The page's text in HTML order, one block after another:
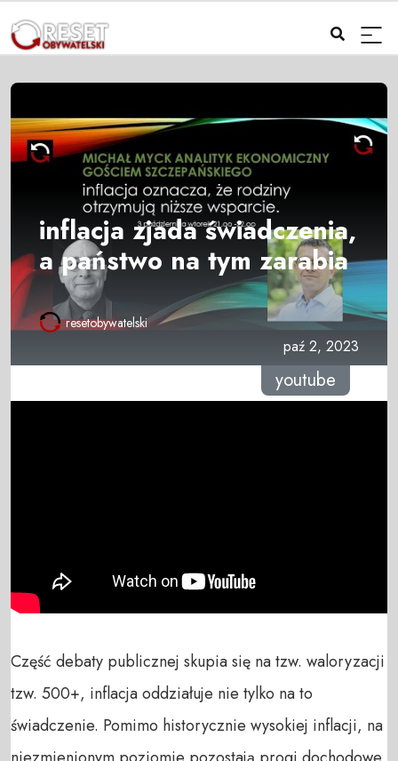
inflacja zjada świadczenia,
a państwo na tym zarabia
resetobywatelski
paź 2, 2023
youtube
Część debaty publicznej skupia się na tzw. waloryzacji
tzw. 500+, inflacja oddziałuje nie tylko na to
świadczenie. Pomimo historycznie wysokiej inflacji, na